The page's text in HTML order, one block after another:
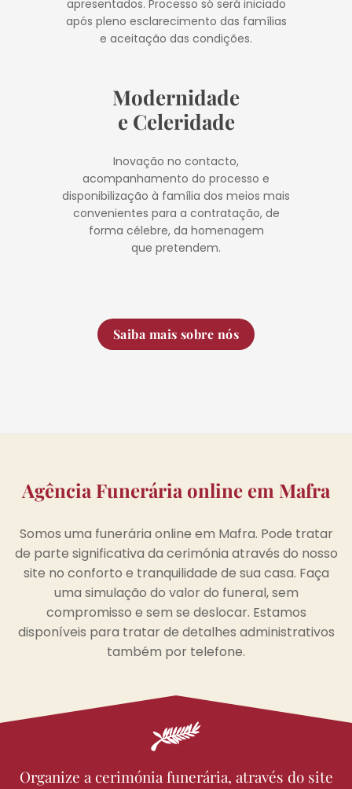
apresentados. Processo só será iniciado
após pleno esclarecimento das famílias
e aceitação das condições.
Modernidade
e Celeridade
Inovação no contacto,
acompanhamento do processo e
disponibilização à família dos meios mais
convenientes para a contratação, de
forma célebre, da homenagem
que pretendem.
Saiba mais sobre nós
Agência Funerária online em Mafra
Somos uma funerária online em Mafra. Pode tratar
de parte significativa da cerimónia através do nosso
site no conforto e tranquilidade de sua casa. Faça
uma simulação do valor do funeral, sem
compromisso e sem se deslocar. Estamos
disponíveis para tratar de detalhes administrativos
também por telefone.
Organize a cerimónia funerária, através do site